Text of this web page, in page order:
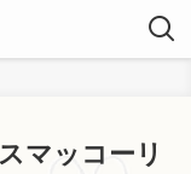
マッコーリ